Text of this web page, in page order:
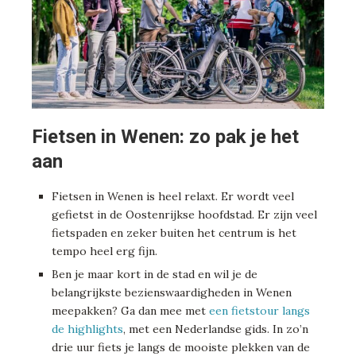
Fietsen in Wenen: zo pak je het
aan
Fietsen in Wenen is heel relaxt. Er wordt veel
gefietst in de Oostenrijkse hoofdstad. Er zijn veel
fietspaden en zeker buiten het centrum is het
tempo heel erg fijn.
Ben je maar kort in de stad en wil je de
belangrijkste bezienswaardigheden in Wenen
meepakken? Ga dan mee met een fietstour langs
de highlights, met een Nederlandse gids. In zo’n
drie uur fiets je langs de mooiste plekken van de